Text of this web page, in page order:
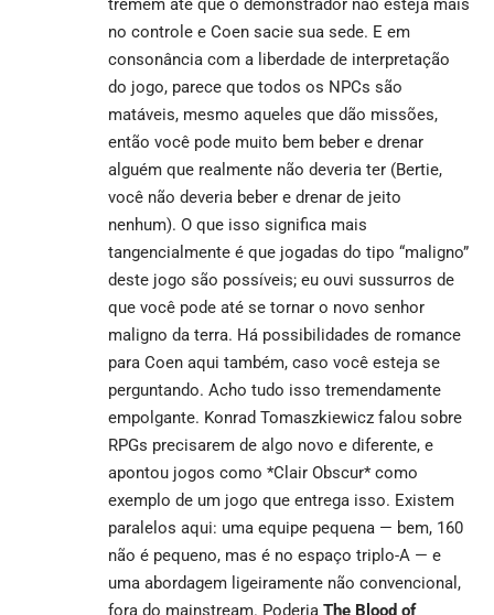
tremem até que o demonstrador não esteja mais
no controle e Coen sacie sua sede. E em
consonância com a liberdade de interpretação
do jogo, parece que todos os NPCs são
matáveis, mesmo aqueles que dão missões,
então você pode muito bem beber e drenar
alguém que realmente não deveria ter (Bertie,
você não deveria beber e drenar de jeito
nenhum). O que isso significa mais
tangencialmente é que jogadas do tipo “maligno”
deste jogo são possíveis; eu ouvi sussurros de
que você pode até se tornar o novo senhor
maligno da terra. Há possibilidades de romance
para Coen aqui também, caso você esteja se
perguntando. Acho tudo isso tremendamente
empolgante. Konrad Tomaszkiewicz falou sobre
RPGs precisarem de algo novo e diferente, e
apontou jogos como *Clair Obscur* como
exemplo de um jogo que entrega isso. Existem
paralelos aqui: uma equipe pequena — bem, 160
não é pequeno, mas é no espaço triplo-A — e
uma abordagem ligeiramente não convencional,
fora do mainstream. Poderia The Blood of